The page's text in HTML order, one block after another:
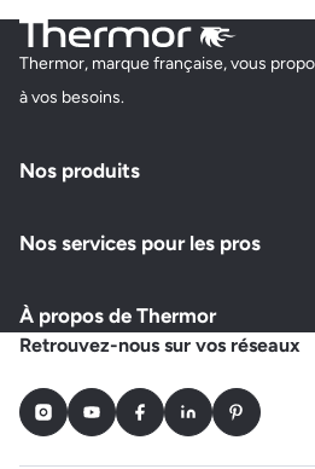
Thermor, marque française, vous
à vos besoins.
Nos produits
Nos services pour les pros
À propos de Thermor
Retrouvez-nous sur vos réseaux
InstagramYoutubeFacebookLinkedInPinterest